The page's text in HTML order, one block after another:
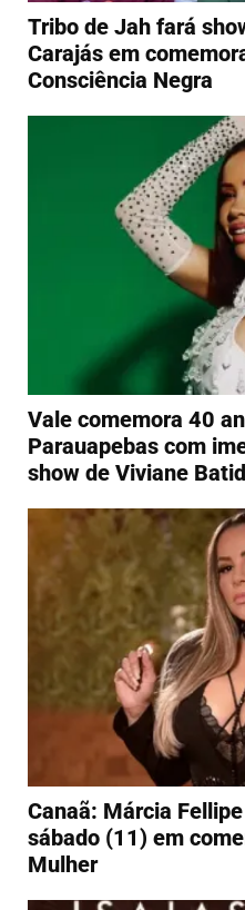
Tribo de Jah fará
Carajás em
Consciência Negra
Vale comemora 40
Parauapebas com
show de Viviane
Canaã: Márcia
sábado (11) em
Mulher